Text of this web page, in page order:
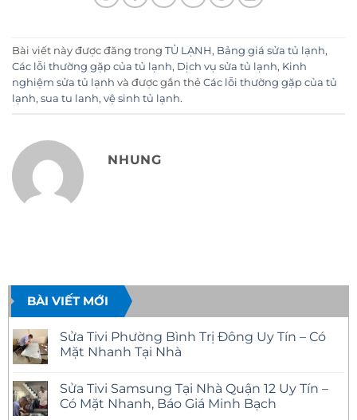
Bài viết này được đăng trong TỦ LẠNH, Bảng giá sửa tủ lạnh,
Các lỗi thường gặp của tủ lạnh, Dịch vụ sửa tủ lạnh, Kinh
nghiệm sửa tủ lạnh và được gắn thẻ Các lỗi thường gặp của tủ
lạnh, sua tu lanh, vệ sinh tủ lạnh.
NHUNG
BÀI VIẾT MỚI
Sửa Tivi Phường Bình Trị Đông Uy Tín – Có
Mặt Nhanh Tại Nhà
bình
luận
ở
Sửa Tivi Samsung Tại Nhà Quận 12 Uy Tín –
Có Mặt Nhanh, Báo Giá Minh Bạch